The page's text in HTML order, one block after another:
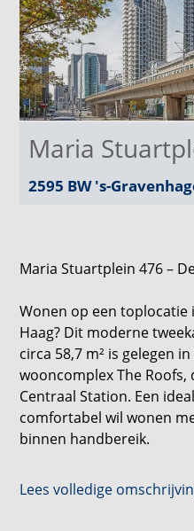
Maria
2595 BW's-
Maria Stuartplein 476 –
Wonen op een
Haag? Dit moderne
circa 58,7 m² is gelegen
wooncomplex The
Centraal Station. Een
comfortabel wil wonen
binnen handbereik.
Het appartement beschikt
woonkamer met open
Lees volledige